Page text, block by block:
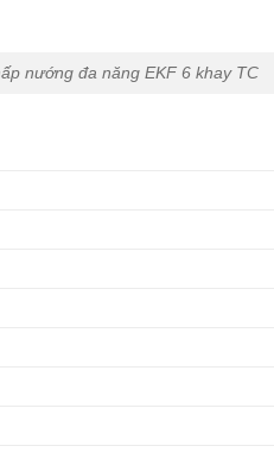
nướng đa năng EKF 6 khay TC